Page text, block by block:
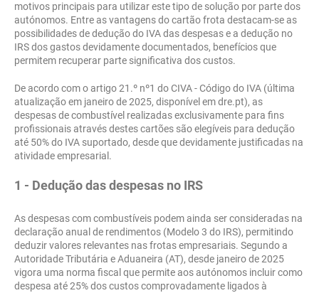
motivos principais para utilizar este tipo de solução por parte dos
autónomos. Entre as vantagens do cartão frota destacam-se as
possibilidades de dedução do IVA das despesas e a dedução no
IRS dos gastos devidamente documentados, benefícios que
permitem recuperar parte significativa dos custos.
De acordo com o artigo 21.º nº1 do CIVA - Código do IVA (última
atualização em janeiro de 2025, disponível em dre.pt), as
despesas de combustível realizadas exclusivamente para fins
profissionais através destes cartões são elegíveis para dedução
até 50% do IVA suportado, desde que devidamente justificadas na
atividade empresarial.
1 - Dedução das despesas no IRS
As despesas com combustíveis podem ainda ser consideradas na
declaração anual de rendimentos (Modelo 3 do IRS), permitindo
deduzir valores relevantes nas frotas empresariais. Segundo a
Autoridade Tributária e Aduaneira (AT), desde janeiro de 2025
vigora uma norma fiscal que permite aos autónomos incluir como
despesa até 25% dos custos comprovadamente ligados à